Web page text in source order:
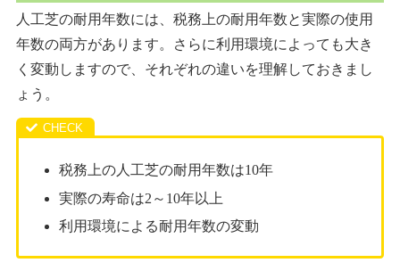
人工芝の耐用年数には、税務上の耐用年数と実際の使用
年数の両方があります。さらに利用環境によっても大き
く変動しますので、それぞれの違いを理解しておきまし
ょう。
税務上の人工芝の耐用年数は10年
実際の寿命は2～10年以上
利用環境による耐用年数の変動